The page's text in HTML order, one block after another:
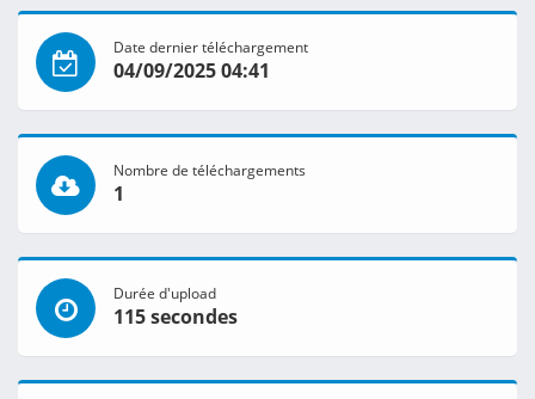
Date dernier téléchargement
04/09/2025 04:41
Nombre de téléchargements
1
Durée d'upload
115 secondes